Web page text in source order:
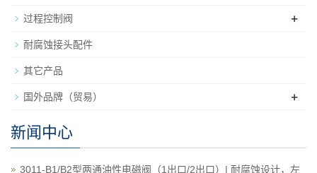
过程控制阀 +
耐腐蚀接头配件
其它产品
国外品牌（贸易） +
新闻中心
3011-B1/B2型两通油性电磁阀（1出口/2出口）| 耐腐蚀设计，左